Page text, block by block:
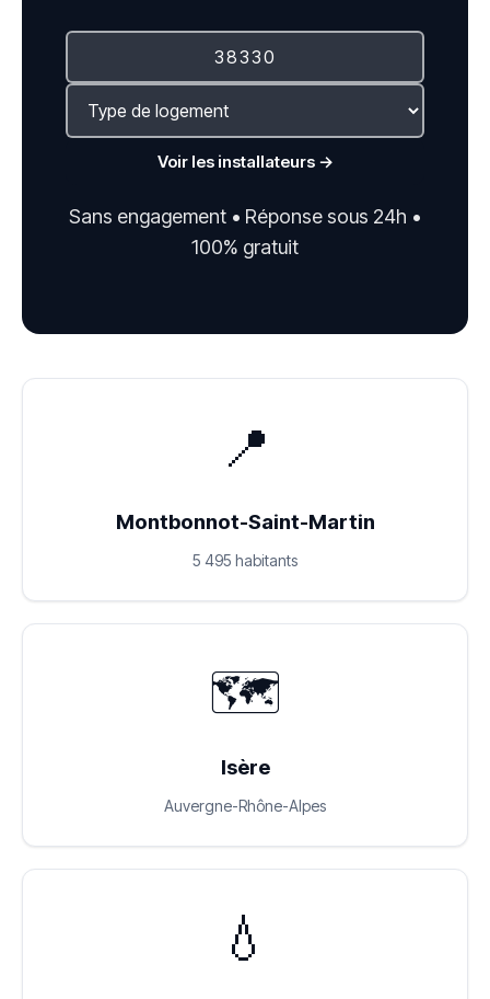
Voir les installateurs →
Sans engagement • Réponse sous 24h •
100% gratuit
📍
Montbonnot-Saint-Martin
5 495 habitants
🗺️
Isère
Auvergne-Rhône-Alpes
💧